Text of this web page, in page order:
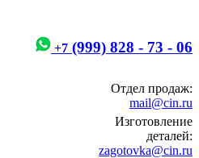
+7 (999) 828 - 73 - 06
Отдел продаж:
mail@cin.ru
Изготовление
деталей:
zagotovka@cin.ru